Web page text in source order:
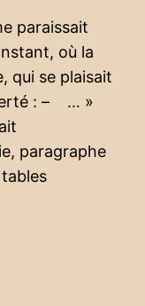
paraissait
où la
qui se plaisait
: – … »
paragraphe